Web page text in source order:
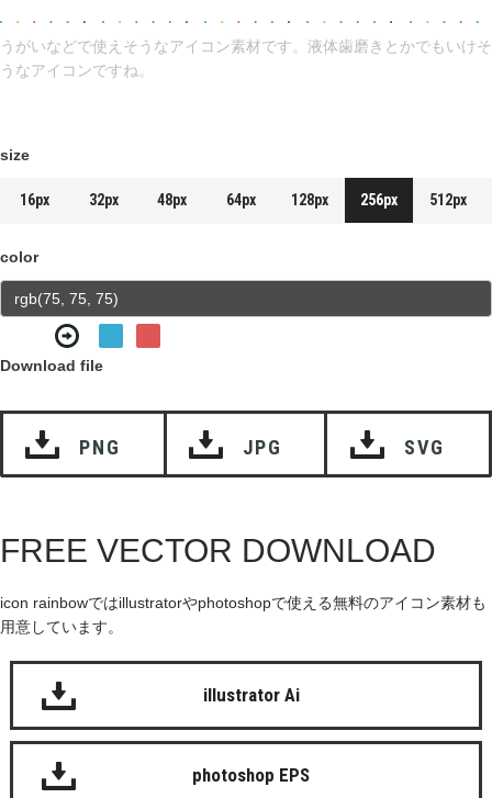
うがいなどで使えそうなアイコン素材です。液体歯磨きとかでもいけそ
うなアイコンですね。
size
16px 32px 48px 64px 128px 256px 512px
color
Download file
PNG JPG SVG
FREE VECTOR DOWNLOAD
icon rainbowではillustratorやphotoshopで使える無料のアイコン素材も
用意しています。
illustrator Ai
photoshop EPS